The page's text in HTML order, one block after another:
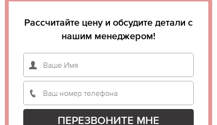
Рассчитайте цену и обсудите детали с
нашим менеджером!